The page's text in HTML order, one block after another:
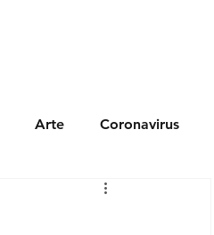
Arte Coronavirus